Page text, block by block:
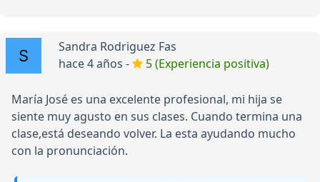
Sandra Rodriguez Fas
hace 4 años -
5 (Experiencia positiva)
María José es una excelente profesional, mi hija se
siente muy agusto en sus clases. Cuando termina una
clase,está deseando volver. La esta ayudando mucho
con la pronunciación.